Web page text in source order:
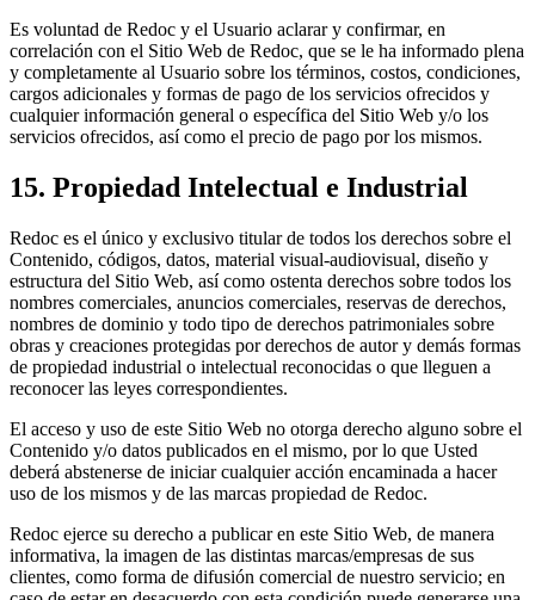
Es voluntad de Redoc y el Usuario aclarar y confirmar, en
correlación con el Sitio Web de Redoc, que se le ha informado plena
y completamente al Usuario sobre los términos, costos, condiciones,
cargos adicionales y formas de pago de los servicios ofrecidos y
cualquier información general o específica del Sitio Web y/o los
servicios ofrecidos, así como el precio de pago por los mismos.
15. Propiedad Intelectual e Industrial
Redoc es el único y exclusivo titular de todos los derechos sobre el
Contenido, códigos, datos, material visual-audiovisual, diseño y
estructura del Sitio Web, así como ostenta derechos sobre todos los
nombres comerciales, anuncios comerciales, reservas de derechos,
nombres de dominio y todo tipo de derechos patrimoniales sobre
obras y creaciones protegidas por derechos de autor y demás formas
de propiedad industrial o intelectual reconocidas o que lleguen a
reconocer las leyes correspondientes.
El acceso y uso de este Sitio Web no otorga derecho alguno sobre el
Contenido y/o datos publicados en el mismo, por lo que Usted
deberá abstenerse de iniciar cualquier acción encaminada a hacer
uso de los mismos y de las marcas propiedad de Redoc.
Redoc ejerce su derecho a publicar en este Sitio Web, de manera
informativa, la imagen de las distintas marcas/empresas de sus
clientes, como forma de difusión comercial de nuestro servicio; en